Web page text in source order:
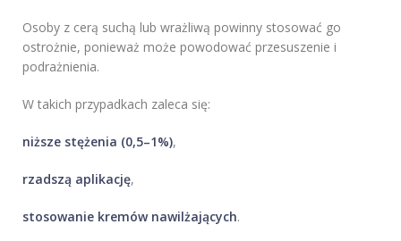
Osoby z cerą suchą lub wrażliwą powinny stosować go
ostrożnie, ponieważ może powodować przesuszenie i
podrażnienia.
W takich przypadkach zaleca się:
niższe stężenia (0,5–1%),
rzadszą aplikację,
stosowanie kremów nawilżających.